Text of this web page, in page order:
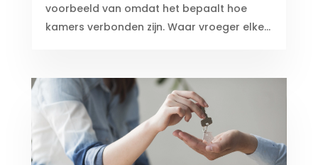
voorbeeld van omdat het bepaalt hoe
kamers verbonden zijn. Waar vroeger elke...